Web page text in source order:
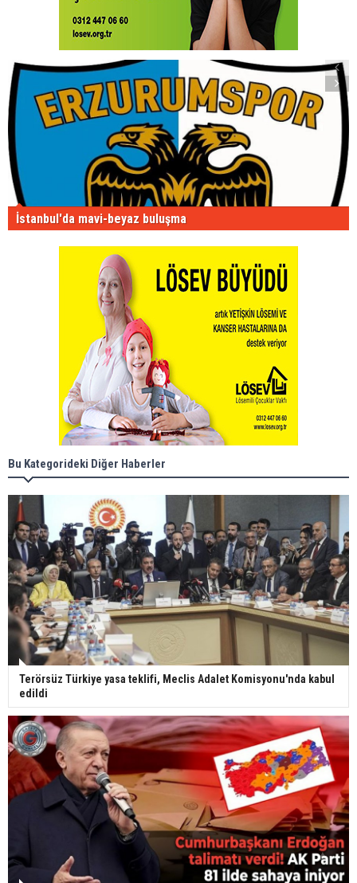
İstanbul'da mavi-beyaz buluşma
Bu Kategorideki Diğer Haberler
Terörsüz Türkiye yasa teklifi, Meclis Adalet Komisyonu'nda kabul
edildi